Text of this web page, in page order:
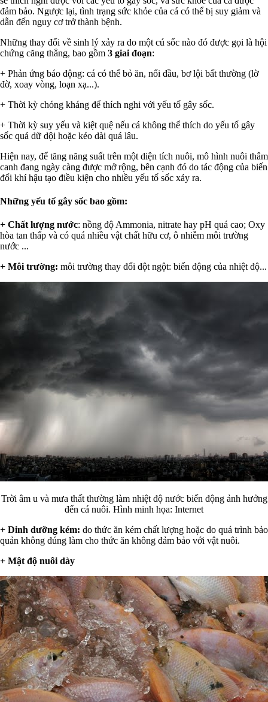
đảm bảo. Ngược lại, tình trạng sức khỏe của cá có thể bị suy giảm và
dẫn đến nguy cơ trở thành bệnh.
Những thay đổi về sinh lý xảy ra do một cú sốc nào đó được gọi là hội
chứng căng thẳng, bao gồm 3 giai đoạn:
+ Phản ứng báo động: cá có thể bỏ ăn, nổi đầu, bơ lội bất thường (lờ
đờ, xoay vòng, loạn xạ...).
+ Thời kỳ chóng kháng để thích nghi với yếu tố gây sốc.
+ Thời kỳ suy yếu và kiệt quệ nếu cá không thể thích do yếu tố gây
sốc quá dữ dội hoặc kéo dài quá lâu.
Hiện nay, để tăng năng suất trên một diện tích nuôi, mô hình nuôi thâm
canh đang ngày càng được mở rộng, bên cạnh đó do tác động của biến
đổi khí hậu tạo điều kiện cho nhiều yếu tố sốc xảy ra.
Những yếu tố gây sốc bao gồm:
+ Chất lượng nước: nồng độ Ammonia, nitrate hay pH quá cao; Oxy
hòa tan thấp và có quá nhiều vật chất hữu cơ, ô nhiễm môi trường
nước ...
+ Môi trường: môi trường thay đổi đột ngột: biến động của nhiệt độ...
Trời âm u và mưa thất thường làm nhiệt độ nước biến động ảnh hưởng
đến cá nuôi. Hình minh họa: Internet
+ Dinh dưỡng kém: do thức ăn kém chất lượng hoặc do quá trình bảo
quản không đúng làm cho thức ăn không đảm bảo với vật nuôi.
+ Mật độ nuôi dày